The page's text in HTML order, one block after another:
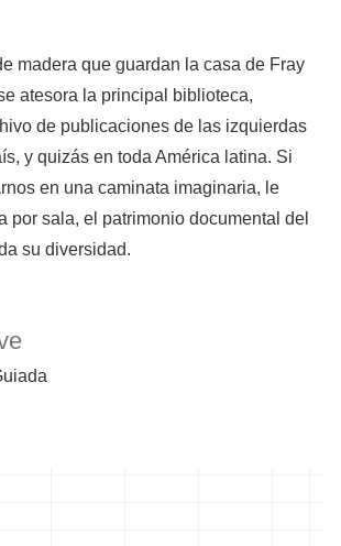
madera que guardan la casa de Fray
atesora la principal biblioteca,
de publicaciones de las izquierdas
y quizás en toda América latina. Si
en una caminata imaginaria, le
por sala, el patrimonio documental del
su diversidad.